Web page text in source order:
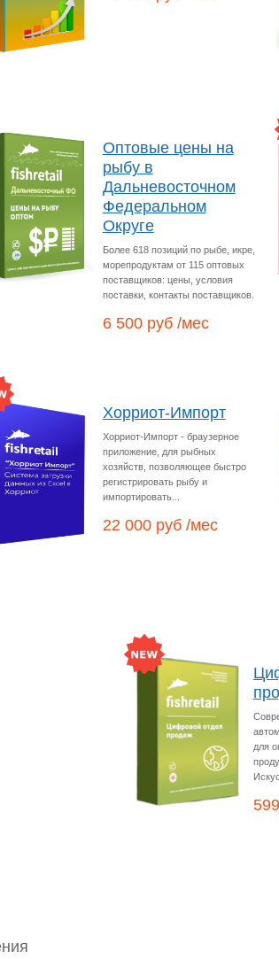
Оптовые цены на
рыбу в
Дальневосточном
Федеральном
Округе
Более 618 позиций по рыбе, икре,
морепродуктам от 115 оптовых
поставщиков: цены, условия
поставки, контакты поставщиков.
6 500 руб /мес
Хорриот-Импорт
Хорриот-Импорт - браузерное
приложение, для рыбных
хозяйств, позволяющее быстро
регистрировать рыбу и
импортировать...
22 000 руб /мес
для